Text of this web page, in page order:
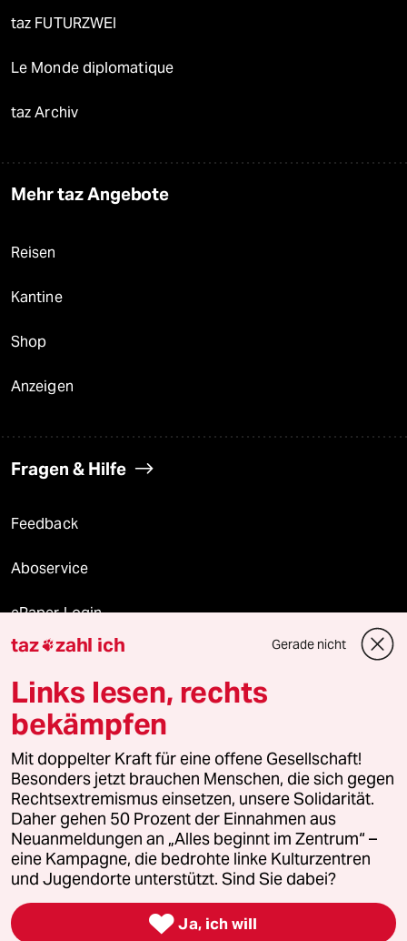
taz FUTURZWEI
Le Monde diplomatique
taz Archiv
Mehr taz Angebote
Reisen
Kantine
Shop
Anzeigen
Fragen & Hilfe
Feedback
Aboservice
ePaper Login
Downloads für Abonnierende
© 2026 taz Verlags und Vertriebs GmbH
Alle Rechte vorbehalten. Bei rechtlichen Fragen oder für Genehmigungen
wenden Sie sich bitte an
lizenzen@taz.de
Feedback Redaktionsstatut Kommune-Richtlinien
Leitlinie Informant Datenschutz Impressum AGB
Seitenwende Einwilligungen widerrufen (Ads)
taz zahl ich Gerade nicht
Links lesen, rechts
bekämpfen
Mit doppelter Kraft für eine offene Gesellschaft!
Besonders jetzt brauchen Menschen, die sich gegen
Rechtsextremismus einsetzen, unsere Solidarität.
Daher gehen 50 Prozent der Einnahmen aus
Neuanmeldungen an „Alles beginnt im Zentrum“ –
eine Kampagne, die bedrohte linke Kulturzentren
und Jugendorte unterstützt. Sind Sie dabei?
 Ja, ich will